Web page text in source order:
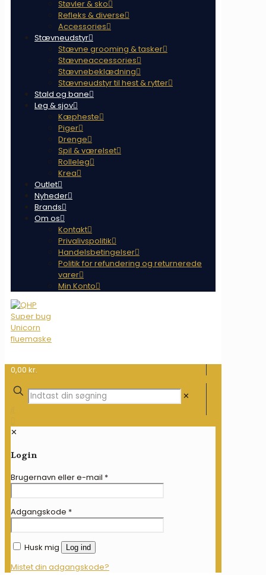
Støvler & sko
Refleks & diverse
Accessories
Stævneudstyr
Stævne grooming & tasker
Stævneaccessories
Stævnebeklædning
Stævneudstyr til hest & rytter
Stald og bane
Leg & sjov
Kæpheste
Piger
Drenge
Spil & værelset
Rolleleg
Krea
Outlet
Nyheder
Brands
Om os
Kontakt
Privalivspolitik
Handelsbetingelser
Politik for refundering og returnerede
varer
Min Konto
0,00 kr.
✕
✕
Login
Brugernavn eller e-mail *
Adgangskode *
Husk mig Log ind
Mistet din adgangskode?